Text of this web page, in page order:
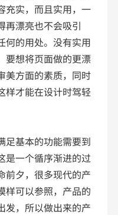
充实，而且实用，一
再漂亮也不会吸引
何的用处。没有实用
要想将页面做的更漂
美方面的素质，同时
样才能在设计时驾轻
基本的功能需要到
是一个循序渐进的过
前夕，很多现代的产
样可以参照，产品的
发，所以做出来的产